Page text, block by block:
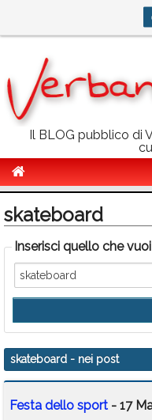
Il BLOG pubblico di
Politica
Sport
Eventi
Info Utili
Rubriche
Calendario
Annunci
skateboard
Inserisci quello che
skateboard - nei post
Festa dello sport - 17